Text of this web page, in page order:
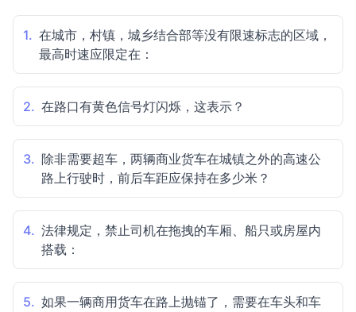
1. 在城市，村镇，城乡结合部等没有限速标志的区域，
最高时速应限定在：
2. 在路口有黄色信号灯闪烁，这表示？
3. 除非需要超车，两辆商业货车在城镇之外的高速公
路上行驶时，前后车距应保持在多少米？
4. 法律规定，禁止司机在拖拽的车厢、船只或房屋内
搭载：
5. 如果一辆商用货车在路上抛锚了，需要在车头和车